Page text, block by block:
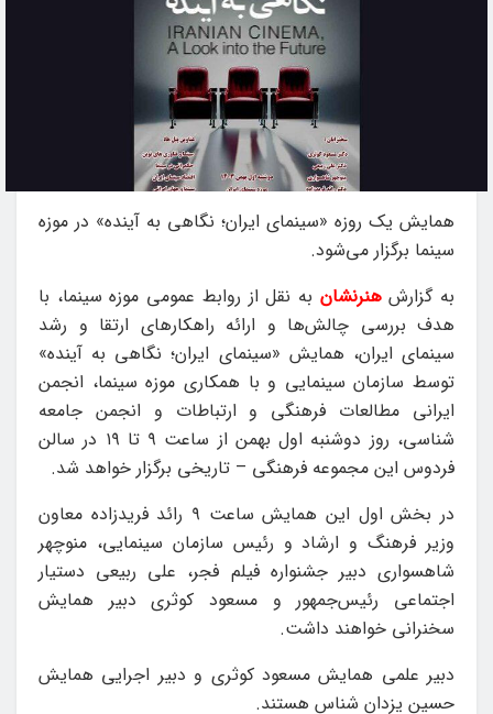
همایش یک روزه «سینمای ایران؛ نگاهی به آینده» در موزه
سینما برگزار می‌شود.
به گزارشهنرنشان به نقل از روابط عمومی موزه سینما، با
هدف بررسی چالش‌ها و ارائه راهکارهای ارتقا و رشد
سینمای ایران، همایش «سینمای ایران؛ نگاهی به آینده»
توسط سازمان سینمایی و با همکاری موزه سینما، انجمن
ایرانی مطالعات فرهنگی و ارتباطات و انجمن جامعه
شناسی، روز دوشنبه اول بهمن از ساعت ۹ تا ۱۹ در سالن
فردوس این مجموعه فرهنگی – تاریخی برگزار خواهد شد.
در بخش اول این همایش ساعت ۹ رائد فریدزاده معاون
وزیر فرهنگ و ارشاد و رئیس سازمان سینمایی، منوچهر
شاهسواری دبیر جشنواره فیلم فجر، علی ربیعی دستیار
اجتماعی رئیس‌جمهور و مسعود کوثری دبیر همایش
سخنرانی خواهند داشت.
دبیر علمی همایش مسعود کوثری و دبیر اجرایی همایش
حسین یزدان شناس هستند.